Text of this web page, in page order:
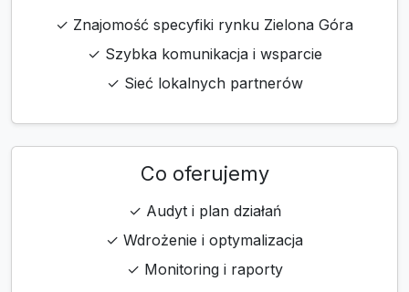
✓ Znajomość specyfiki rynku Zielona Góra
✓ Szybka komunikacja i wsparcie
✓ Sieć lokalnych partnerów
Co oferujemy
✓ Audyt i plan działań
✓ Wdrożenie i optymalizacja
✓ Monitoring i raporty